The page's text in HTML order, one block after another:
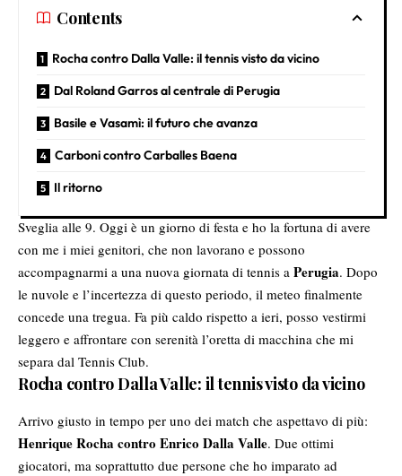
Contents
Rocha contro Dalla Valle: il tennis visto da vicino
Dal Roland Garros al centrale di Perugia
Basile e Vasamì: il futuro che avanza
Carboni contro Carballes Baena
Il ritorno
Sveglia alle 9. Oggi è un giorno di festa e ho la fortuna di avere
con me i miei genitori, che non lavorano e possono
accompagnarmi a una nuova giornata di tennis a Perugia. Dopo
le nuvole e l’incertezza di questo periodo, il meteo finalmente
concede una tregua. Fa più caldo rispetto a ieri, posso vestirmi
leggero e affrontare con serenità l’oretta di macchina che mi
separa dal Tennis Club.
Rocha contro Dalla Valle: il tennis visto da vicino
Arrivo giusto in tempo per uno dei match che aspettavo di più:
Henrique Rocha contro Enrico Dalla Valle. Due ottimi
giocatori, ma soprattutto due persone che ho imparato ad